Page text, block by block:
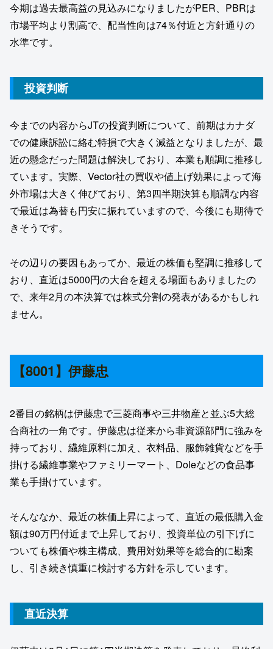
今期は過去最高益の見込みになりましたがPER、PBRは
市場平均より割高で、配当性向は74％付近と方針通りの
水準です。
投資判断
今までの内容からJTの投資判断について、前期はカナダ
での健康訴訟に絡む特損で大きく減益となりましたが、最
近の懸念だった問題は解決しており、本業も順調に推移し
ています。実際、Vector社の買収や値上げ効果によって海
外市場は大きく伸びており、第3四半期決算も順調な内容
で最近は為替も円安に振れていますので、今後にも期待で
きそうです。
その辺りの要因もあってか、最近の株価も堅調に推移して
おり、直近は5000円の大台を超える場面もありましたの
で、来年2月の本決算では株式分割の発表があるかもしれ
ません。
【8001】伊藤忠
2番目の銘柄は伊藤忠で三菱商事や三井物産と並ぶ5大総
合商社の一角です。伊藤忠は従来から非資源部門に強みを
持っており、繊維原料に加え、衣料品、服飾雑貨などを手
掛ける繊維事業やファミリーマート、Doleなどの食品事
業も手掛けています。
そんななか、最近の株価上昇によって、直近の最低購入金
額は90万円付近まで上昇しており、投資単位の引下げに
ついても株価や株主構成、費用対効果等を総合的に勘案
し、引き続き慎重に検討する方針を示しています。
直近決算